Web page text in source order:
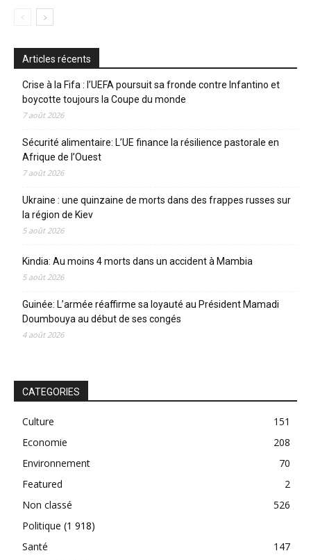
Articles récents
Crise à la Fifa : l’UEFA poursuit sa fronde contre Infantino et
boycotte toujours la Coupe du monde
7 août 2026
Sécurité alimentaire: L’UE finance la résilience pastorale en
Afrique de l’Ouest
7 août 2026
Ukraine : une quinzaine de morts dans des frappes russes sur
la région de Kiev
5 août 2026
Kindia: Au moins 4 morts dans un accident à Mambia
5 août 2026
Guinée: L’armée réaffirme sa loyauté au Président Mamadi
Doumbouya au début de ses congés
4 août 2026
CATEGORIES
Culture
151
Economie
208
Environnement
70
Featured
2
Non classé
526
Politique (1 918)
Santé
147